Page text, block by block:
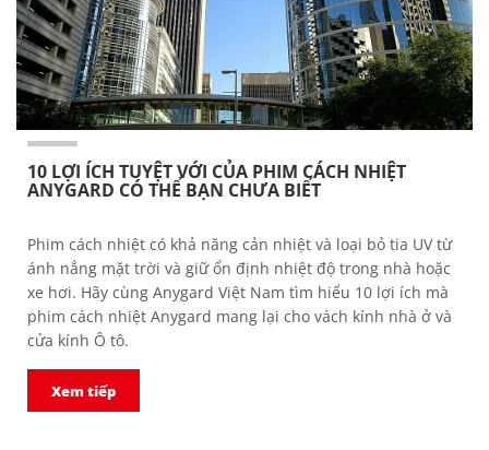
10 LỢI ÍCH TUYỆT VỚI CỦA PHIM CÁCH NHIỆT
ANYGARD CÓ THỂ BẠN CHƯA BIẾT
Phim cách nhiệt có khả năng cản nhiệt và loại bỏ tia UV từ
ánh nắng mặt trời và giữ ổn định nhiệt độ trong nhà hoặc
xe hơi. Hãy cùng Anygard Việt Nam tìm hiểu 10 lợi ích mà
phim cách nhiệt Anygard mang lại cho vách kính nhà ở và
cửa kính Ô tô.
Xem tiếp